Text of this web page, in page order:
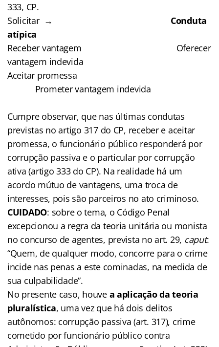
333, CP.
Solicitar →
Conduta
atípica
Receber vantagem Oferecer
vantagem indevida
Aceitar promessa
Prometer vantagem indevida
Cumpre observar, que nas últimas condutas
previstas no artigo 317 do CP, receber e aceitar
promessa, o funcionário público responderá por
corrupção passiva e o particular por corrupção
ativa (artigo 333 do CP). Na realidade há um
acordo mútuo de vantagens, uma troca de
interesses, pois são parceiros no ato criminoso.
CUIDADO: sobre o tema, o Código Penal
excepcionou a regra da teoria unitária ou monista
no concurso de agentes, prevista no art. 29, caput:
“Quem, de qualquer modo, concorre para o crime
incide nas penas a este cominadas, na medida de
sua culpabilidade”.
No presente caso, houve a aplicação da teoria
pluralística, uma vez que há dois delitos
autônomos: corrupção passiva (art. 317), crime
cometido por funcionário público contra